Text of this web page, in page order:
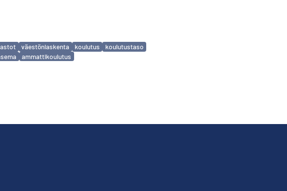
väestönlaskenta koulutus
koulutustaso
ammattikoulutus